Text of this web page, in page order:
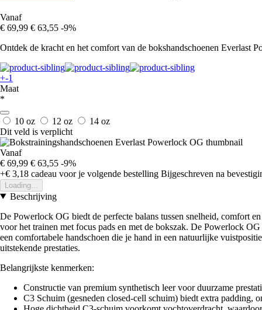
Vanaf
€ 69,99 € 63,55 -9%
Ontdek de kracht en het comfort van de bokshandschoenen Everlast
+-1
Maat
*
10 oz 12 oz
14 oz
Dit veld is verplicht
Vanaf
€ 69,99 € 63,55 -9%
+€ 3,18 cadeau voor je volgende bestelling Bijgeschreven na
Loading...
Beschrijving
De Powerlock OG biedt de perfecte balans tussen snelheid, comfort
voor het trainen met focus pads en met de bokszak. De Powerlock
een comfortabele handschoen die je hand in een natuurlijke
uitstekende prestaties.
Belangrijkste kenmerken:
Constructie van premium synthetisch leer voor duurzame
C3 Schuim (gesneden closed-cell schuim) biedt extra padding,